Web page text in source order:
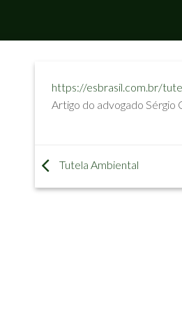
https://esbrasil.com.br/
Artigo do advogado Sérgio
Tutela Ambiental